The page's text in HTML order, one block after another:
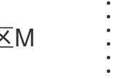
M